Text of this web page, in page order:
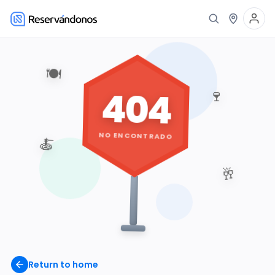
Return to home
🍽️
🍷
🥂
🍝
404
NO ENCONTRADO